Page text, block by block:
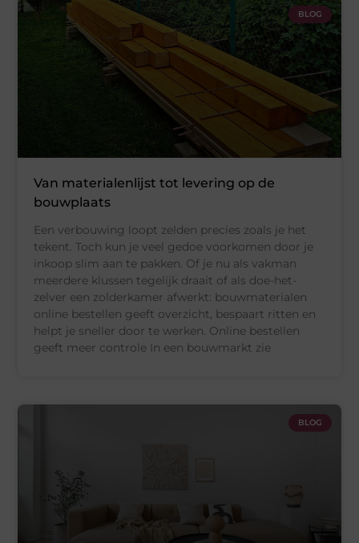
BLOG
Van materialenlijst tot levering op de
bouwplaats
Een verbouwing loopt zelden precies zoals je het
tekent. Toch kun je veel gedoe voorkomen door je
inkoop slim aan te pakken. Of je nu als vakman
meerdere klussen tegelijk draait of als doe-het-
zelver een zolderkamer afwerkt: bouwmaterialen
online bestellen geeft overzicht, bespaart ritten en
helpt je sneller door te werken. Online bestellen
geeft meer controle In een bouwmarkt zie
BLOG